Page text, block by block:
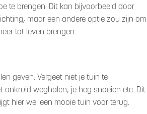
te brengen. Dit kan bijvoorbeeld door
maar een andere optie zou zijn om
tot leven brengen.
geven. Vergeet niet je tuin te
weghalen, je heg snoeien etc. Dit
hier wel een mooie tuin voor terug.